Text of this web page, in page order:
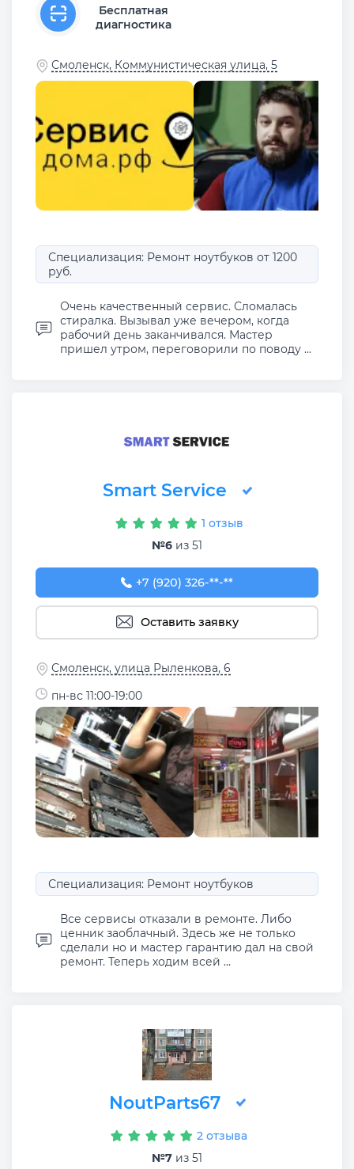
Бесплатная
диагностика
Смоленск, Коммунистическая улица, 5
Специализация: Ремонт ноутбуков от 1200
руб.
Очень качественный сервис. Сломалась
стиралка. Вызывал уже вечером, когда
рабочий день заканчивался. Мастер
пришел утром, переговорили по поводу ...
Smart Service
1 отзыв
№6 из 51
+7 (920) 326-83-99
+7 (920) 326-**-**
Оставить заявку
Смоленск, улица Рыленкова, 6
пн-вс 11:00-19:00
Специализация: Ремонт ноутбуков
Все сервисы отказали в ремонте. Либо
ценник заоблачный. Здесь же не только
сделали но и мастер гарантию дал на свой
ремонт. Теперь ходим всей ...
NoutParts67
2 отзыва
№7 из 51